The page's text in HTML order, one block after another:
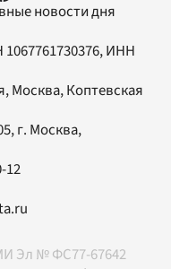
новости дня
ИНН
Москва, Коптевская
, г. Москва,
12
Эл № ФС77-67642